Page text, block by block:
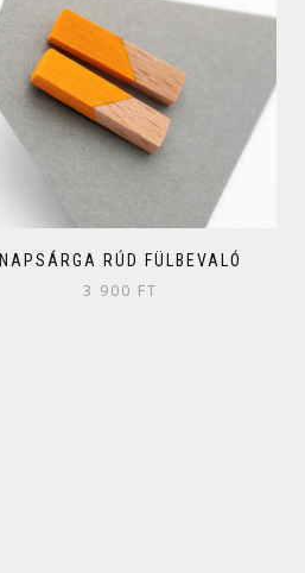
NAPSÁRGA RÚD FÜLBEVALÓ
3 900 FT